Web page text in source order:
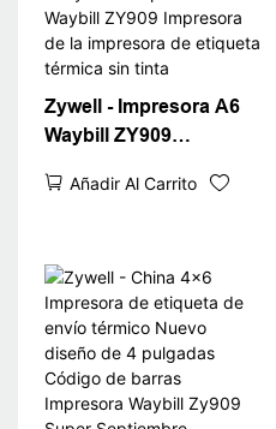
Termal Waybill A6
USB+WiFi
Zywell - Impresora A6
Waybill ZY909
impresora de etiqueta
Añadir Al Carrito